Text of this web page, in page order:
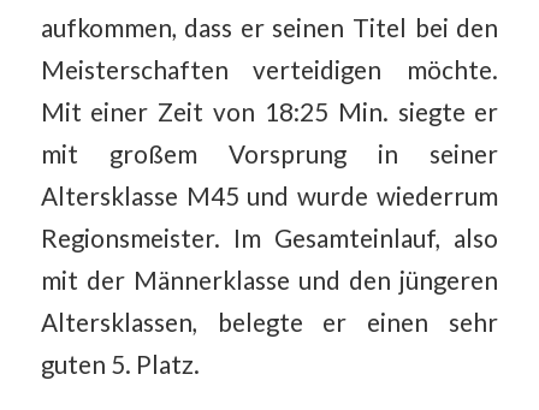
aufkommen, dass er seinen Titel bei den
Meisterschaften verteidigen möchte.
Mit einer Zeit von 18:25 Min. siegte er
mit großem Vorsprung in seiner
Altersklasse M45 und wurde wiederrum
Regionsmeister. Im Gesamteinlauf, also
mit der Männerklasse und den jüngeren
Altersklassen, belegte er einen sehr
guten 5. Platz.